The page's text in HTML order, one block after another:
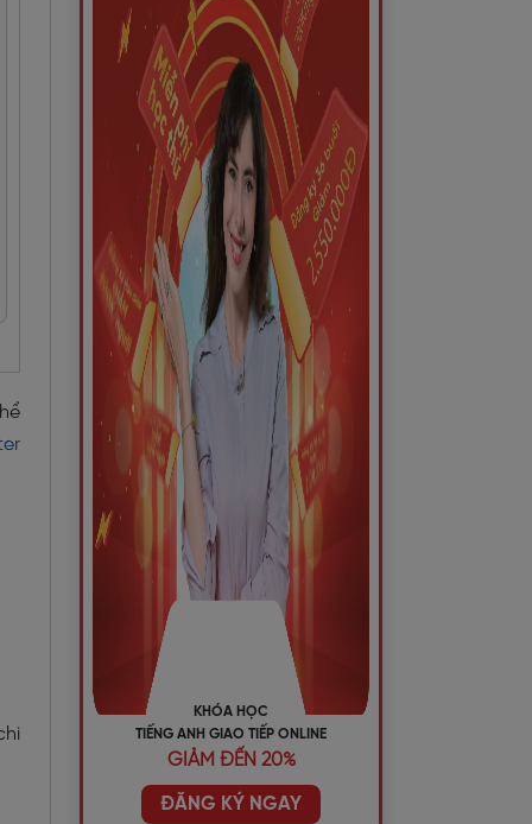
KHÓA HỌC
TIẾNG ANH GIAO TIẾP ONLINE
GIẢM ĐẾN 20%
ĐĂNG KÝ NGAY